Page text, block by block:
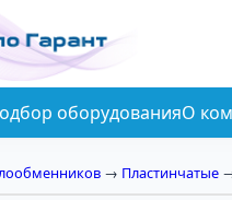
оборудованияО
→ Пластинчатые